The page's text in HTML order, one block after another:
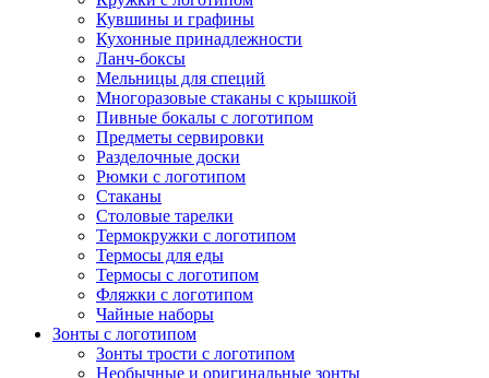
Кувшины и графины
Кухонные принадлежности
Ланч-боксы
Мельницы для специй
Многоразовые стаканы с крышкой
Пивные бокалы с логотипом
Предметы сервировки
Разделочные доски
Рюмки с логотипом
Стаканы
Столовые тарелки
Термокружки с логотипом
Термосы для еды
Термосы с логотипом
Фляжки с логотипом
Чайные наборы
Зонты с логотипом
Зонты трости с логотипом
Необычные и оригинальные зонты